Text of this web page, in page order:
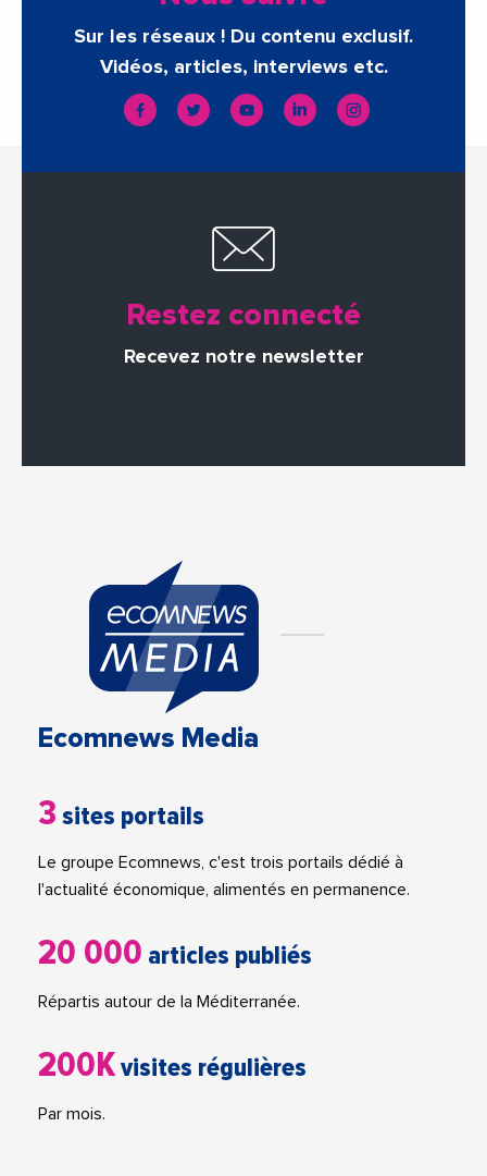
Sur les réseaux ! Du contenu exclusif.
Vidéos, articles, interviews etc.
Restez connecté
Recevez notre newsletter
Ecomnews Media
3 sites portails
Le groupe Ecomnews, c'est trois portails dédié à
l'actualité économique, alimentés en permanence.
20 000 articles publiés
Répartis autour de la Méditerranée.
200Kvisites régulières
Par mois.